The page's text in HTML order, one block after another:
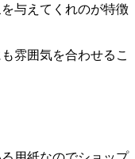
与えてくれのが特徴
雰囲気を合わせるこ